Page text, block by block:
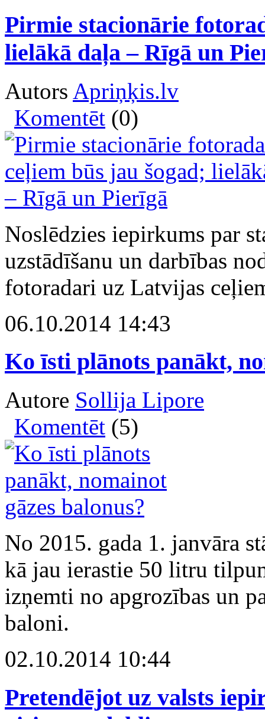
Pirmie stacionārie
lielākā daļa – Rīgā un
Autors Apriņķis.lv
Komentēt (0)
Noslēdzies iepirkums par
uzstādīšanu un darbības
fotoradari uz Latvijas
06.10.2014 14:43
Ko īsti plānots panākt,
Autore Sollija Lipore
Komentēt (5)
No 2015. gada 1. janvāra
kā jau ierastie 50 litru
izņemti no apgrozības un
baloni.
02.10.2014 10:44
Pretendējot uz valsts